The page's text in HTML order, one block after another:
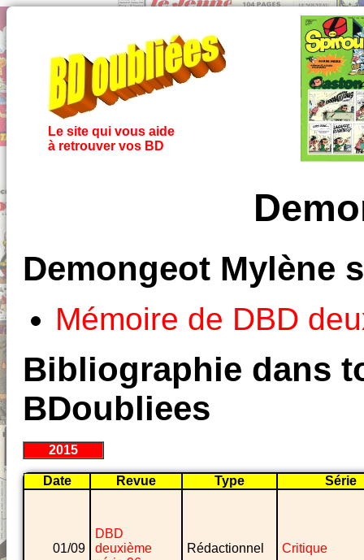
Le site qui vous aide
à retrouver vos BD
Demongeot Mylène
Mémoire de DBD
Bibliographie dans
BDoubliees
2015
Date Revue Type Série
01/09
DBD
deuxième
Rédactionnel Critique